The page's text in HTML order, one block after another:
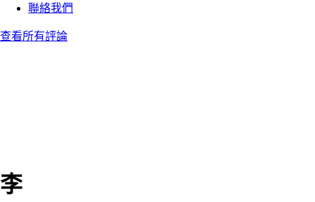
聯絡我們
查看所有評論
李